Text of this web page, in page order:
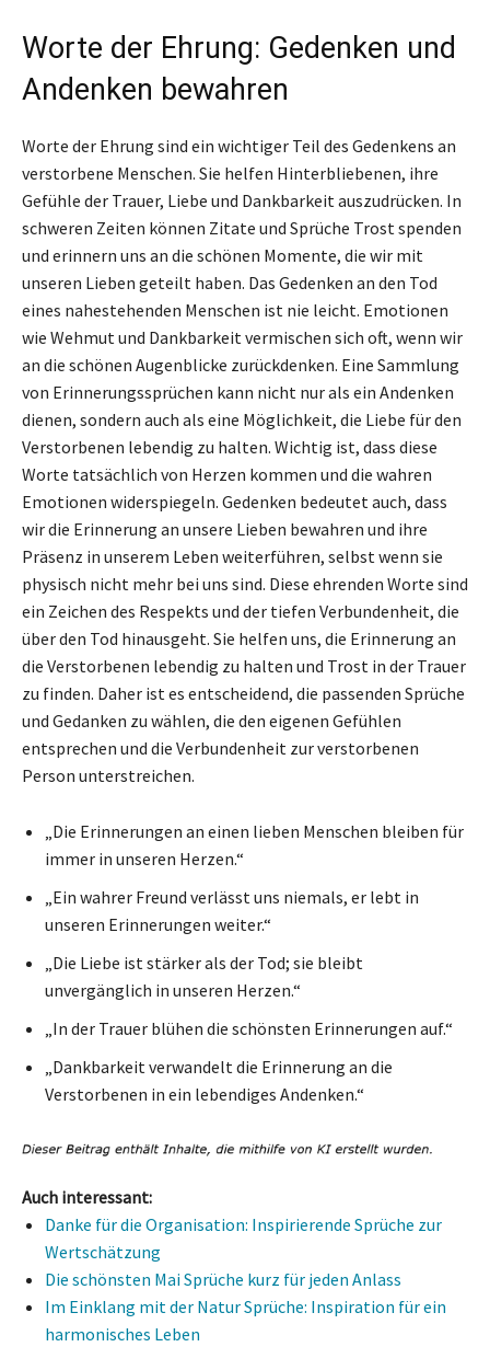
Worte der Ehrung: Gedenken und
Andenken bewahren
Worte der Ehrung sind ein wichtiger Teil des Gedenkens an
verstorbene Menschen. Sie helfen Hinterbliebenen, ihre
Gefühle der Trauer, Liebe und Dankbarkeit auszudrücken. In
schweren Zeiten können Zitate und Sprüche Trost spenden
und erinnern uns an die schönen Momente, die wir mit
unseren Lieben geteilt haben. Das Gedenken an den Tod
eines nahestehenden Menschen ist nie leicht. Emotionen
wie Wehmut und Dankbarkeit vermischen sich oft, wenn wir
an die schönen Augenblicke zurückdenken. Eine Sammlung
von Erinnerungssprüchen kann nicht nur als ein Andenken
dienen, sondern auch als eine Möglichkeit, die Liebe für den
Verstorbenen lebendig zu halten. Wichtig ist, dass diese
Worte tatsächlich von Herzen kommen und die wahren
Emotionen widerspiegeln. Gedenken bedeutet auch, dass
wir die Erinnerung an unsere Lieben bewahren und ihre
Präsenz in unserem Leben weiterführen, selbst wenn sie
physisch nicht mehr bei uns sind. Diese ehrenden Worte sind
ein Zeichen des Respekts und der tiefen Verbundenheit, die
über den Tod hinausgeht. Sie helfen uns, die Erinnerung an
die Verstorbenen lebendig zu halten und Trost in der Trauer
zu finden. Daher ist es entscheidend, die passenden Sprüche
und Gedanken zu wählen, die den eigenen Gefühlen
entsprechen und die Verbundenheit zur verstorbenen
Person unterstreichen.
„Die Erinnerungen an einen lieben Menschen bleiben für
immer in unseren Herzen.“
„Ein wahrer Freund verlässt uns niemals, er lebt in
unseren Erinnerungen weiter.“
„Die Liebe ist stärker als der Tod; sie bleibt
unvergänglich in unseren Herzen.“
„In der Trauer blühen die schönsten Erinnerungen auf.“
„Dankbarkeit verwandelt die Erinnerung an die
Verstorbenen in ein lebendiges Andenken.“
Auch interessant:
Danke für die Organisation: Inspirierende Sprüche zur
Wertschätzung
Die schönsten Mai Sprüche kurz für jeden Anlass
Im Einklang mit der Natur Sprüche: Inspiration für ein
harmonisches Leben